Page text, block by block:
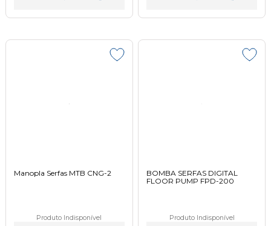
Manopla Serfas MTB CNG-2
Produto Indisponível
BOMBA SERFAS DIGITAL
FLOOR PUMP FPD-200
Produto Indisponível